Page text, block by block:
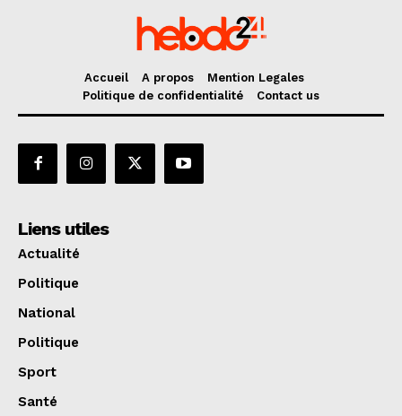
Accueil A propos
Mention Legales
Politique de confidentialité
Contact us
Liens utiles
Actualité
Politique
National
Politique
Sport
Santé